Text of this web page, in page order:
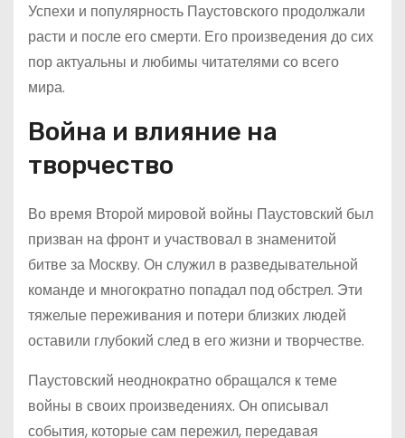
Успехи и популярность Паустовского продолжали
расти и после его смерти. Его произведения до сих
пор актуальны и любимы читателями со всего
мира.
Война и влияние на
творчество
Во время Второй мировой войны Паустовский был
призван на фронт и участвовал в знаменитой
битве за Москву. Он служил в разведывательной
команде и многократно попадал под обстрел. Эти
тяжелые переживания и потери близких людей
оставили глубокий след в его жизни и творчестве.
Паустовский неоднократно обращался к теме
войны в своих произведениях. Он описывал
события, которые сам пережил, передавая